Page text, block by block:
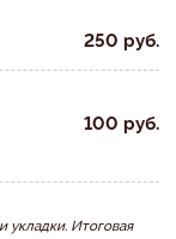
250 руб.
100 руб.
укладки. Итоговая